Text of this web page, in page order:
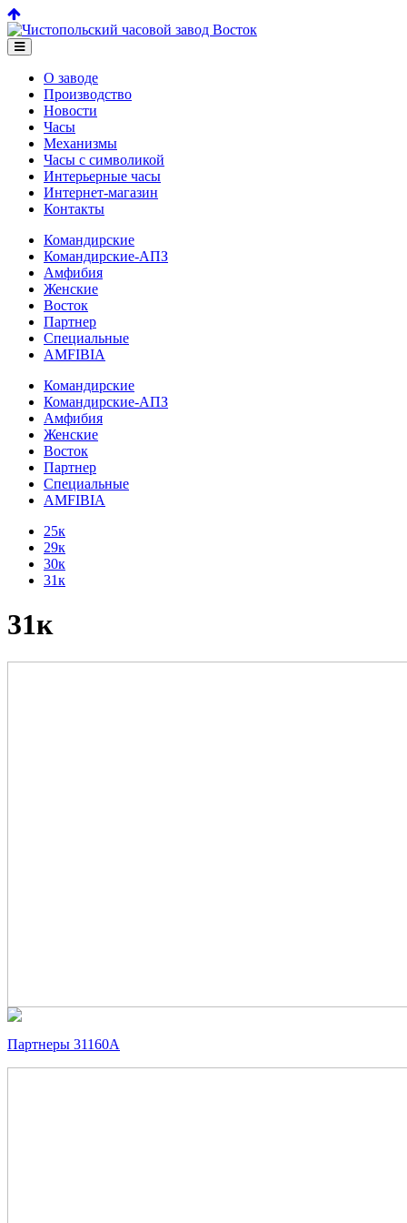
О заводе
Производство
Новости
Часы
Механизмы
Часы с символикой
Интерьерные часы
Интернет-магазин
Контакты
Командирские
Командирские-АПЗ
Амфибия
Женские
Восток
Партнер
Специальные
AMFIBIA
Командирские
Командирские-АПЗ
Амфибия
Женские
Восток
Партнер
Специальные
AMFIBIA
25к
29к
30к
31к
31к
Партнеры 31160А